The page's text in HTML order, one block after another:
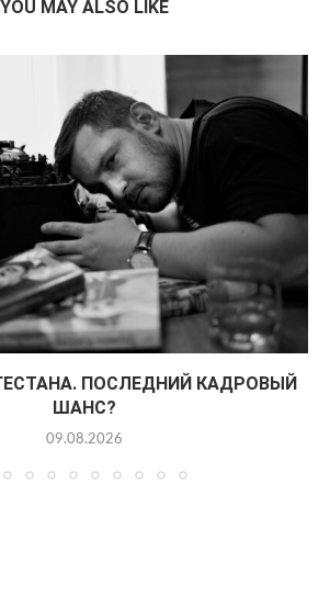
YOU MAY ALSO LIKE
ПОСЛЕДНИЙ КАДРОВЫЙ
ШАНС?
09.08.2026